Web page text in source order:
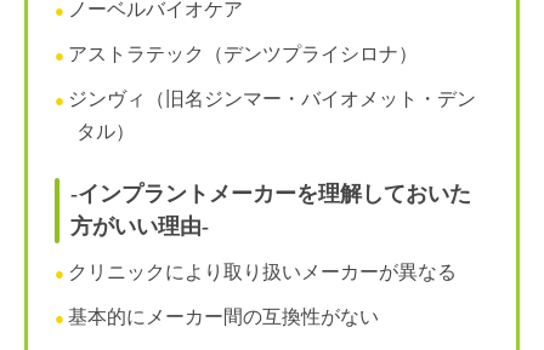
ノーベルバイオケア
アストラテック（デンツプライシロナ）
ジンヴィ（旧名ジンマー・バイオメット・デン
タル）
-インプラントメーカーを理解しておいた
方がいい理由-
クリニックにより取り扱いメーカーが異なる
基本的にメーカー間の互換性がない